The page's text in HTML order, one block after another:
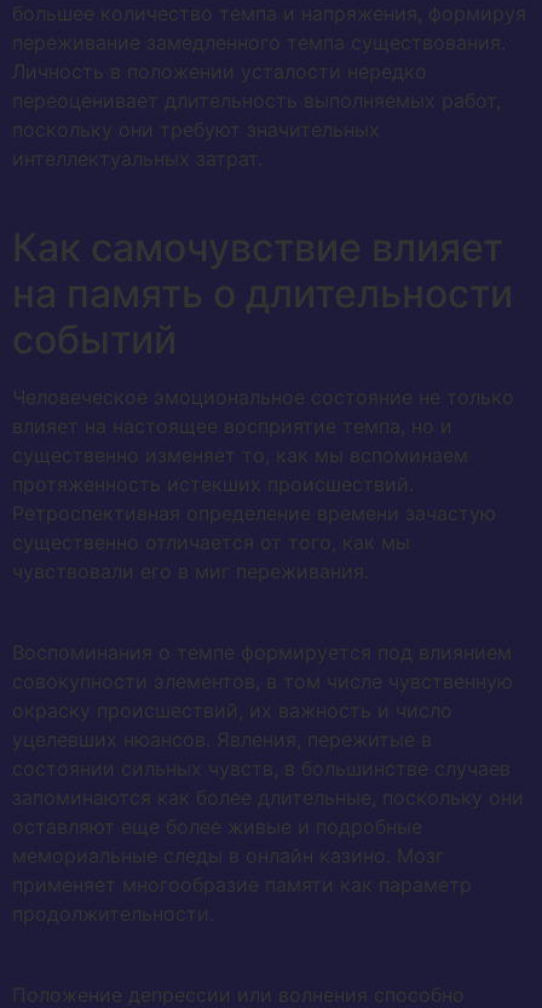
большее количество темпа и напряжения, формируя
переживание замедленного темпа существования.
Личность в положении усталости нередко
переоценивает длительность выполняемых работ,
поскольку они требуют значительных
интеллектуальных затрат.
Как самочувствие влияет
на память о длительности
событий
Человеческое эмоциональное состояние не только
влияет на настоящее восприятие темпа, но и
существенно изменяет то, как мы вспоминаем
протяженность истекших происшествий.
Ретроспективная определение времени зачастую
существенно отличается от того, как мы
чувствовали его в миг переживания.
Воспоминания о темпе формируется под влиянием
совокупности элементов, в том числе чувственную
окраску происшествий, их важность и число
уцелевших нюансов. Явления, пережитые в
состоянии сильных чувств, в большинстве случаев
запоминаются как более длительные, поскольку они
оставляют еще более живые и подробные
мемориальные следы в онлайн казино. Мозг
применяет многообразие памяти как параметр
продолжительности.
Положение депрессии или волнения способно